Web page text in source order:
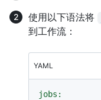
使用以下语法将
到工作流：
YAML
jobs: